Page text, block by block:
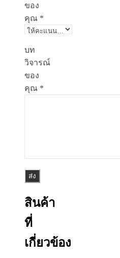
ของ
คุณ *
บท
วิจารณ์
ของ
คุณ *
สินค้า
ที่
เกี่ยวข้อง